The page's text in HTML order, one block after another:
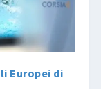
Europei di